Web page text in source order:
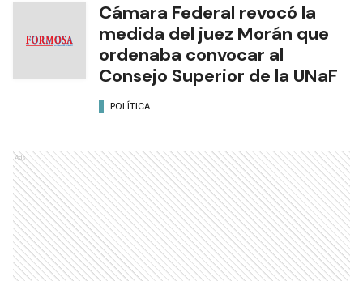
Cámara Federal revocó la
medida del juez Morán que
ordenaba convocar al
Consejo Superior de la UNaF
POLÍTICA
Ads